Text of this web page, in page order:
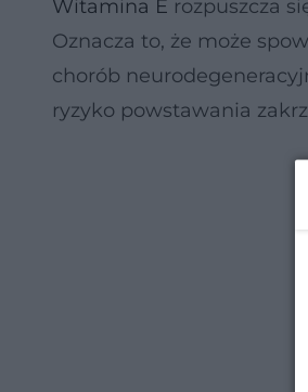
Witamina E rozpuszcza
Oznacza to, że może
chorób
ryzyko powstawania